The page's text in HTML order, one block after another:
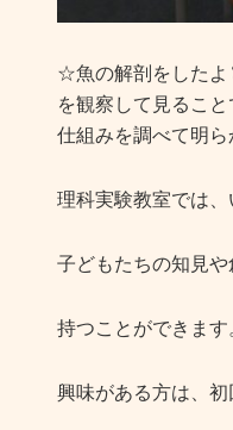
☆魚の解剖をしたよ
を観察して見るこ
仕組みを調べて明
理科実験教室では
子どもたちの知見
持つことができます
興味がある方は、初